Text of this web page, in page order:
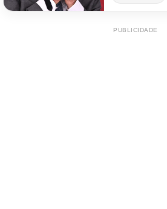
PUBLICIDADE